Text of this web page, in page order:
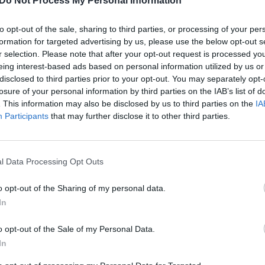
opt-out of the sale, sharing to third parties, or processing of your
for targeted advertising by us, please use the below opt-out
selection. Please note that after your opt-out request is processed
interest-based ads based on personal information utilized by us
to third parties prior to your opt-out. You may separately
of your personal information by third parties on the IAB’s list of
This information may also be disclosed by us to third parties on the
Participants that may further disclose it to other third parties.
Data Processing Opt Outs
opt-out of the Sharing of my personal data.
opt-out of the Sale of my Personal Data.
atsakomybėn. Už važiavimo per
laukia griežta atsakomybė – piniginė
transporto priemones atėmimas nuo dviejų iki
Kelių eismo taisyklių (KET) pažeidimas
dėl karščių pavojus dar neišnyko